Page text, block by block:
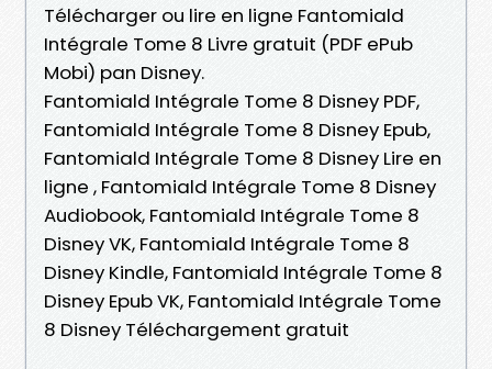
Télécharger ou lire en ligne Fantomiald
Intégrale Tome 8 Livre gratuit (PDF ePub
Mobi) pan Disney.
Fantomiald Intégrale Tome 8 Disney PDF,
Fantomiald Intégrale Tome 8 Disney Epub,
Fantomiald Intégrale Tome 8 Disney Lire en
ligne , Fantomiald Intégrale Tome 8 Disney
Audiobook, Fantomiald Intégrale Tome 8
Disney VK, Fantomiald Intégrale Tome 8
Disney Kindle, Fantomiald Intégrale Tome 8
Disney Epub VK, Fantomiald Intégrale Tome
8 Disney Téléchargement gratuit